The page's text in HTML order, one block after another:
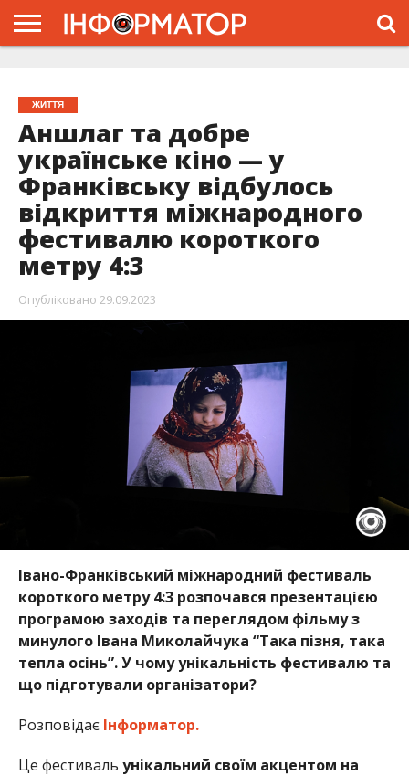
ЖИТТЯ
Аншлаг та добре
українське кіно — у
Франківську відбулось
відкриття міжнародного
фестивалю короткого
метру 4:3
Опубліковано 29.09.2023
Івано-Франківський міжнародний фестиваль
короткого метру 4:3 розпочався презентацією
програмою заходів та переглядом фільму з
минулого Івана Миколайчука “Така пізня, така
тепла осінь”. У чому унікальність фестивалю та
що підготували організатори?
РозповідаєІнформатор.
Це фестиваль унікальний своїм акцентом на